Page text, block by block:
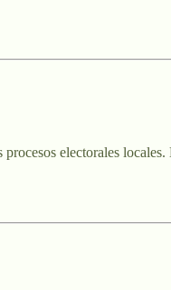
electorales